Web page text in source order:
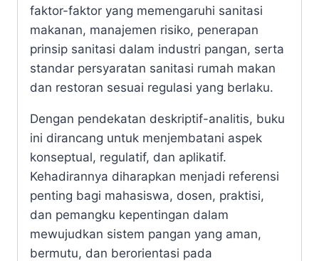
patogen memberikan perspektif
mikrobiologis yang esensial dalam analisis
risiko pangan.
Aspek pencemaran dan pengendalian risiko
dibahas secara mendalam, mencakup
kontaminasi fisik, kimiawi, dan biologis, serta
strategi mitigasinya. Buku ini juga mengkaji
faktor-faktor yang memengaruhi sanitasi
makanan, manajemen risiko, penerapan
prinsip sanitasi dalam industri pangan, serta
standar persyaratan sanitasi rumah makan
dan restoran sesuai regulasi yang berlaku.